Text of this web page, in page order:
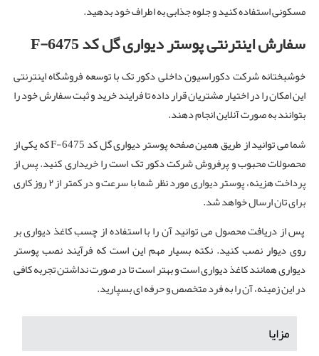
مسکونی استفاده کنید و جلوه جذابی به اطراف خود بدهید.
سفارش اینترنتی پوستر دیواری گل کدF-6475
خوشبختانه شرکت دکوراسیون داخلی دکور تک با توسعه فروشگاه اینترنتی
این امکان را در اختیار مشتریان قرار داده تا فرایند خرید و ثبت سفارش خود را
بتوانند به صورت آنلاین انجام دهند.
شما می توانید از طریق همین صفحه پوستر دیواری گل کد F-6475 که یکی از
محصولات محبوب و پرفروش شرکت دکور تک است را خریداری کنید. پس از
پرداخت هزینه، پوستر دیواری مورد نظر شما با سرعت و در کمتر از ۲ روز کاری
برای تان ارسال خواهد شد.
پس از دریافت محصول می توانید آن را با استفاده از چسب کاغذ دیواری بر
روی دیوار نصب کنید. نکته بسیار مهم این است که فرآیند نصب پوستر
دیواری همانند کاغذ دیواری است و بهتر است تا در صورت نداشتن تجربه کافی
در این زمینه، آن را به فرد متخصص و حرفه ای بسپارید.
مزایا